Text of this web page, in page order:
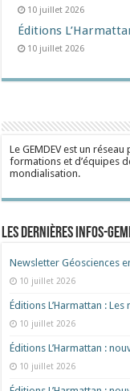
10 juillet 2026
Éditions
10 juillet 2026
Le GEMDEV est un
formations et d’équipes
mondialisation.
Les dernières Infos-
Newsletter Géosciences
10 juillet 2026
Éditions L’Harmattan :
10 juillet 2026
Éditions L’Harmattan :
10 juillet 2026